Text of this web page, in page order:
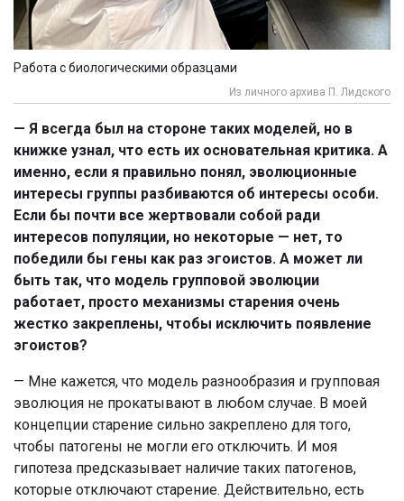
Работа с биологическими образцами
Из личного архива П. Лидского
— Я всегда был на стороне таких моделей, но в
книжке узнал, что есть их основательная критика. А
именно, если я правильно понял, эволюционные
интересы группы разбиваются об интересы особи.
Если бы почти все жертвовали собой ради
интересов популяции, но некоторые — нет, то
победили бы гены как раз эгоистов. А может ли
быть так, что модель групповой эволюции
работает, просто механизмы старения очень
жестко закреплены, чтобы исключить появление
эгоистов?
— Мне кажется, что модель разнообразия и групповая
эволюция не прокатывают в любом случае. В моей
концепции старение сильно закреплено для того,
чтобы патогены не могли его отключить. И моя
гипотеза предсказывает наличие таких патогенов,
которые отключают старение. Действительно, есть